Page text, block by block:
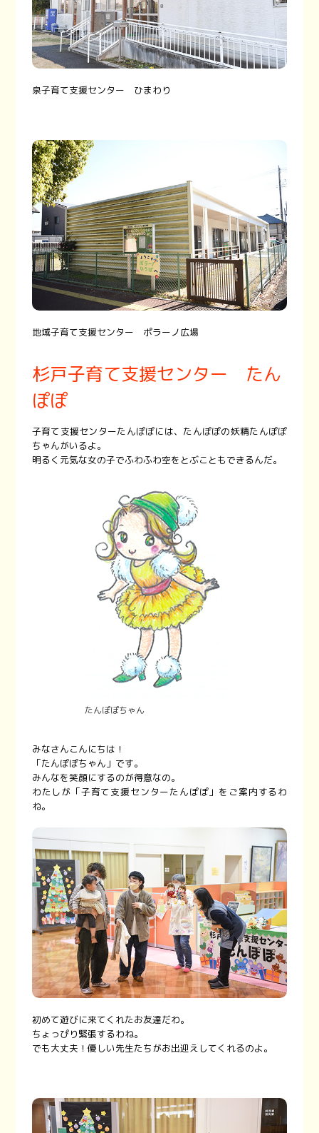
泉子育て支援センター ひまわり
地域子育て支援センター ポラーノ広場
杉戸子育て支援センター たん
ぽぽ
子育て支援センターたんぽぽには、たんぽぽの妖精たんぽぽ
ちゃんがいるよ。
明るく元気な女の子でふわふわ空をとぶこともできるんだ。
たんぽぽちゃん
みなさんこんにちは！
「たんぽぽちゃん」です。
みんなを笑顔にするのが得意なの。
わたしが「子育て支援センターたんぽぽ」をご案内するわ
ね。
初めて遊びに来てくれたお友達だわ。
ちょっぴり緊張するわね。
でも大丈夫！優しい先生たちがお出迎えしてくれるのよ。